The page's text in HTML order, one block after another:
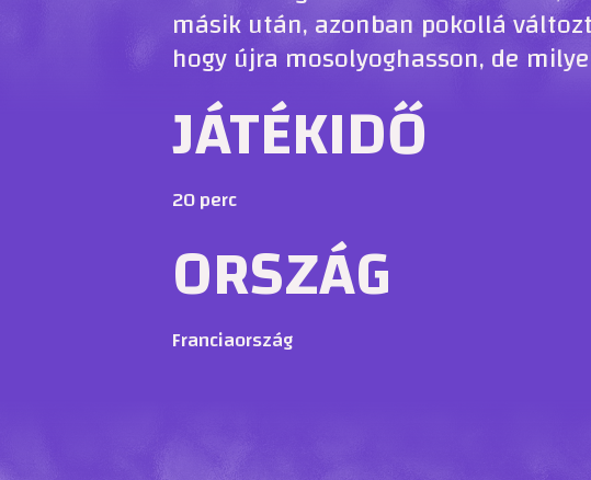
másik után, azonban pokollá
hogy újra mosolyoghasson, de
JÁTÉKIDŐ
20 perc
ORSZÁG
Franciaország